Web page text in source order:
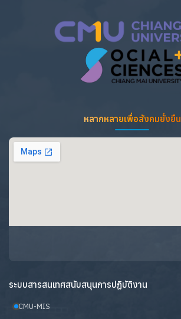
หลากหลายเพื่อสังคมยั่งยืน
ระบบสารสนเทศสนับสนุนการปฏิบัติงาน
CMU-MIS